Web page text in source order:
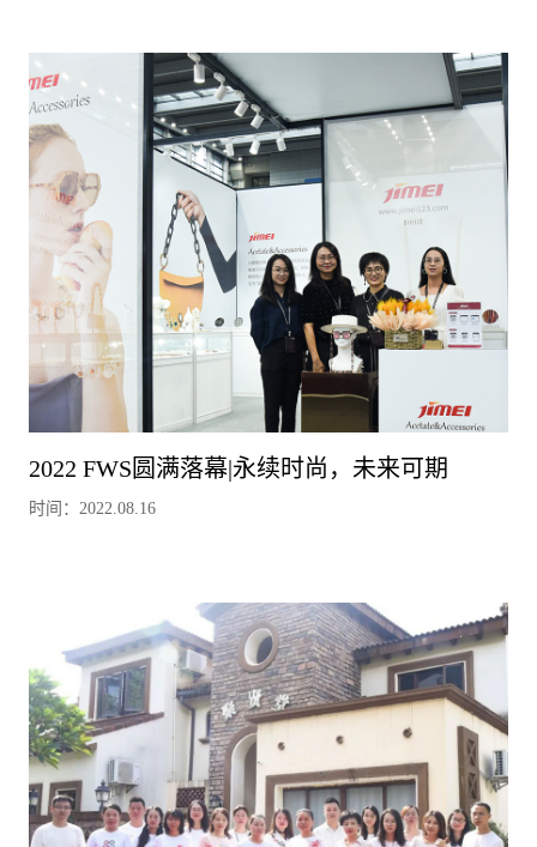
2022 FWS圆满落幕|永续时尚，未来可期
时间：2022.08.16